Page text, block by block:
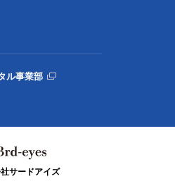
ル事業部
サードアイズ